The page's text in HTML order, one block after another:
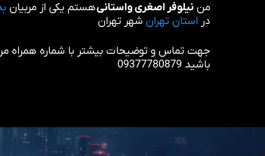
من نیلوفر اصغری واستانیهستم یکی از مربیان
در استان تهران شهر تهران
جهت تماس و توضیحات بیشتر با شماره همراه من
باشید 09377780879